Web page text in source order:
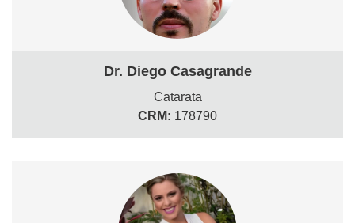
Dr. Diego Casagrande
Catarata
CRM: 178790